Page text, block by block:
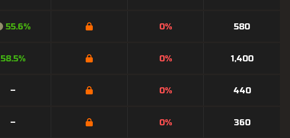
55.6% 0% 580
58.5% 0% 1,400
– 0% 440
– 0% 360